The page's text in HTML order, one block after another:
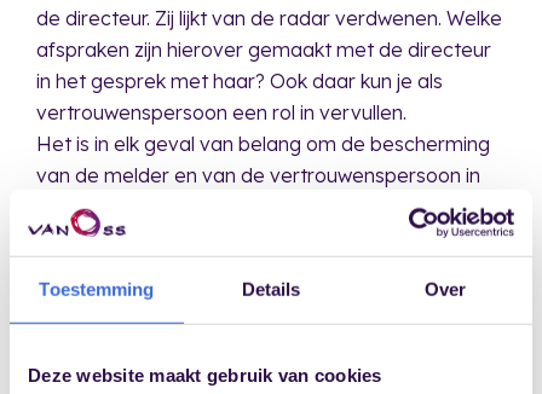
Toestemming Details Over
Deze website maakt gebruik van cookies
de directeur. Zij lijkt van de radar verdwenen. Welke
afspraken zijn hierover gemaakt met de directeur
in het gesprek met haar? Ook daar kun je als
vertrouwenspersoon een rol in vervullen.
Het is in elk geval van belang om de bescherming
van de melder en van de vertrouwenspersoon in
het beleid op te nemen. Daarnaast dient het beleid
ook helderheid te bieden over de taken,
directeur en alle leidinggevenden. Terugkoppeling
en bescherming bieden moeten daar een
onderdeel van zijn.